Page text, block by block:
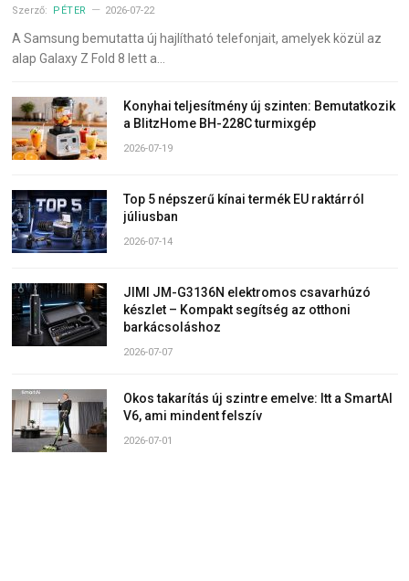
Szerző: PÉTER 2026-07-22
A Samsung bemutatta új hajlítható telefonjait, amelyek közül az
alap Galaxy Z Fold 8 lett a…
Konyhai teljesítmény új szinten: Bemutatkozik
a BlitzHome BH-228C turmixgép
2026-07-19
Top 5 népszerű kínai termék EU raktárról
júliusban
2026-07-14
JIMI JM-G3136N elektromos csavarhúzó
készlet – Kompakt segítség az otthoni
barkácsoláshoz
2026-07-07
Okos takarítás új szintre emelve: Itt a SmartAI
V6, ami mindent felszív
2026-07-01